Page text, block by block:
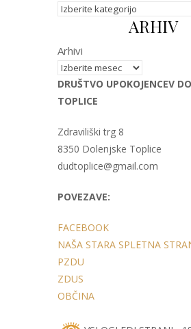
Kategorije
ARHIV
Arhivi
DRUŠTVO UPOKOJENCEV
TOPLICE
Zdraviliški trg 8
8350 Dolenjske Toplice
dudtoplice@gmail.com
POVEZAVE:
FACEBOOK
NAŠA STARA SPLETNA
PZDU
ZDUS
OBČINA